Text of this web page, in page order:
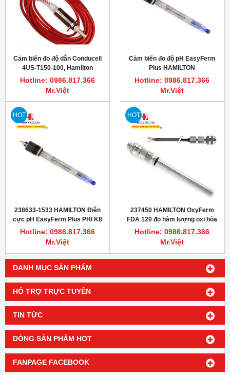
DANH MỤC SẢN PHẨM
HỔ TRỢ TRỰC TUYẾN
TIN TỨC
DÒNG SẢN PHẨM HOT
FANPAGE FACEBOOK
Cảm biến đo độ dẫn Conducell
4US-T150-100, Hamilton
237760, quan trắc online độ dẫn
điện nước nhà máy dược
Hotline: 0986.817.366
Mr.Việt
Cảm biến đo độ pH EasyFerm
Plus HAMILTON
Hotline: 0986.817.366
Mr.Việt
HOT
238633-1533 HAMILTON Điện
cực pH EasyFerm Plus PHI K8
200
Hotline: 0986.817.366
Mr.Việt
HOT
237450 HAMILTON OxyFerm
FDA 120 đo hàm lượng oxi hòa
tan online
Hotline: 0986.817.366
Mr.Việt